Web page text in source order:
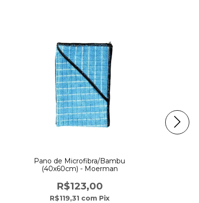
Pano de Microfibra/Bambu
(40x60cm) - Moerman
R$123,00
R$119,31 com Pix